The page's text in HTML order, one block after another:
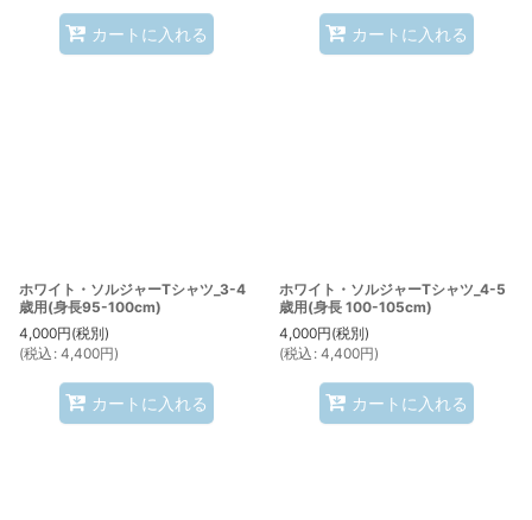
カートに入れる カートに入れる
ホワイト・ソルジャーTシャツ_3-4
歳用(身長95-100cm)
4,000円(税別)
(税込 : 4,400円)
カートに入れる
ホワイト・ソルジャーTシャツ_4-5
歳用(身長 100-105cm)
4,000円(税別)
(税込 : 4,400円)
カートに入れる